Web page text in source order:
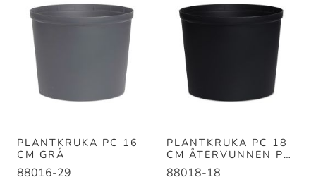
PLANTKRUKA PC 16
CM GRÅ
88016-29
PLANTKRUKA PC 18
CM ÅTERVUNNEN PC
SVART
88018-18